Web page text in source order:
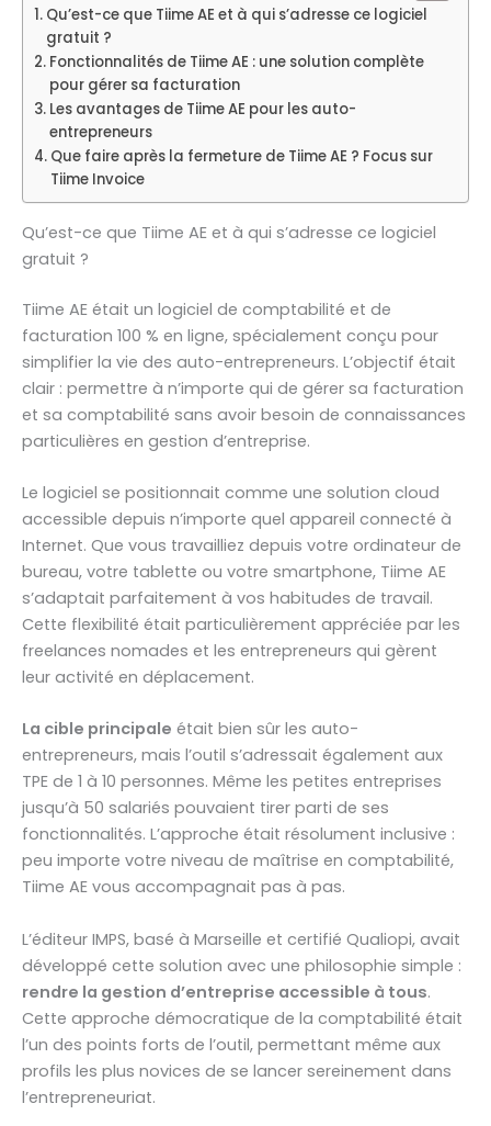
Qu’est-ce que Tiime AE et à qui s’adresse ce logiciel
gratuit ?
Fonctionnalités de Tiime AE : une solution complète
pour gérer sa facturation
Les avantages de Tiime AE pour les auto-
entrepreneurs
Que faire après la fermeture de Tiime AE ? Focus sur
Tiime Invoice
Qu’est-ce que Tiime AE et à qui s’adresse ce logiciel
gratuit ?
Tiime AE était un logiciel de comptabilité et de
facturation 100 % en ligne, spécialement conçu pour
simplifier la vie des auto-entrepreneurs. L’objectif était
clair : permettre à n’importe qui de gérer sa facturation
et sa comptabilité sans avoir besoin de connaissances
particulières en gestion d’entreprise.
Le logiciel se positionnait comme une solution cloud
accessible depuis n’importe quel appareil connecté à
Internet. Que vous travailliez depuis votre ordinateur de
bureau, votre tablette ou votre smartphone, Tiime AE
s’adaptait parfaitement à vos habitudes de travail.
Cette flexibilité était particulièrement appréciée par les
freelances nomades et les entrepreneurs qui gèrent
leur activité en déplacement.
La cible principale était bien sûr les auto-
entrepreneurs, mais l’outil s’adressait également aux
TPE de 1 à 10 personnes. Même les petites entreprises
jusqu’à 50 salariés pouvaient tirer parti de ses
fonctionnalités. L’approche était résolument inclusive :
peu importe votre niveau de maîtrise en comptabilité,
Tiime AE vous accompagnait pas à pas.
L’éditeur IMPS, basé à Marseille et certifié Qualiopi, avait
développé cette solution avec une philosophie simple :
rendre la gestion d’entreprise accessible à tous.
Cette approche démocratique de la comptabilité était
l’un des points forts de l’outil, permettant même aux
profils les plus novices de se lancer sereinement dans
l’entrepreneuriat.